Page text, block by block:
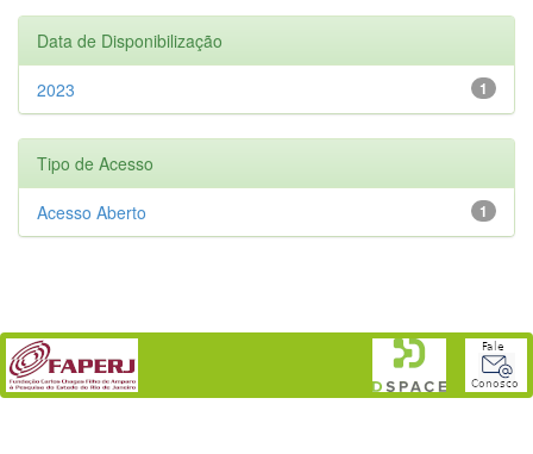
Data de Disponibilização
1
2023
Tipo de Acesso
1
Acesso Aberto